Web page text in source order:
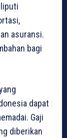
asuransi.
bagi
dapat
Gaji
diberikan